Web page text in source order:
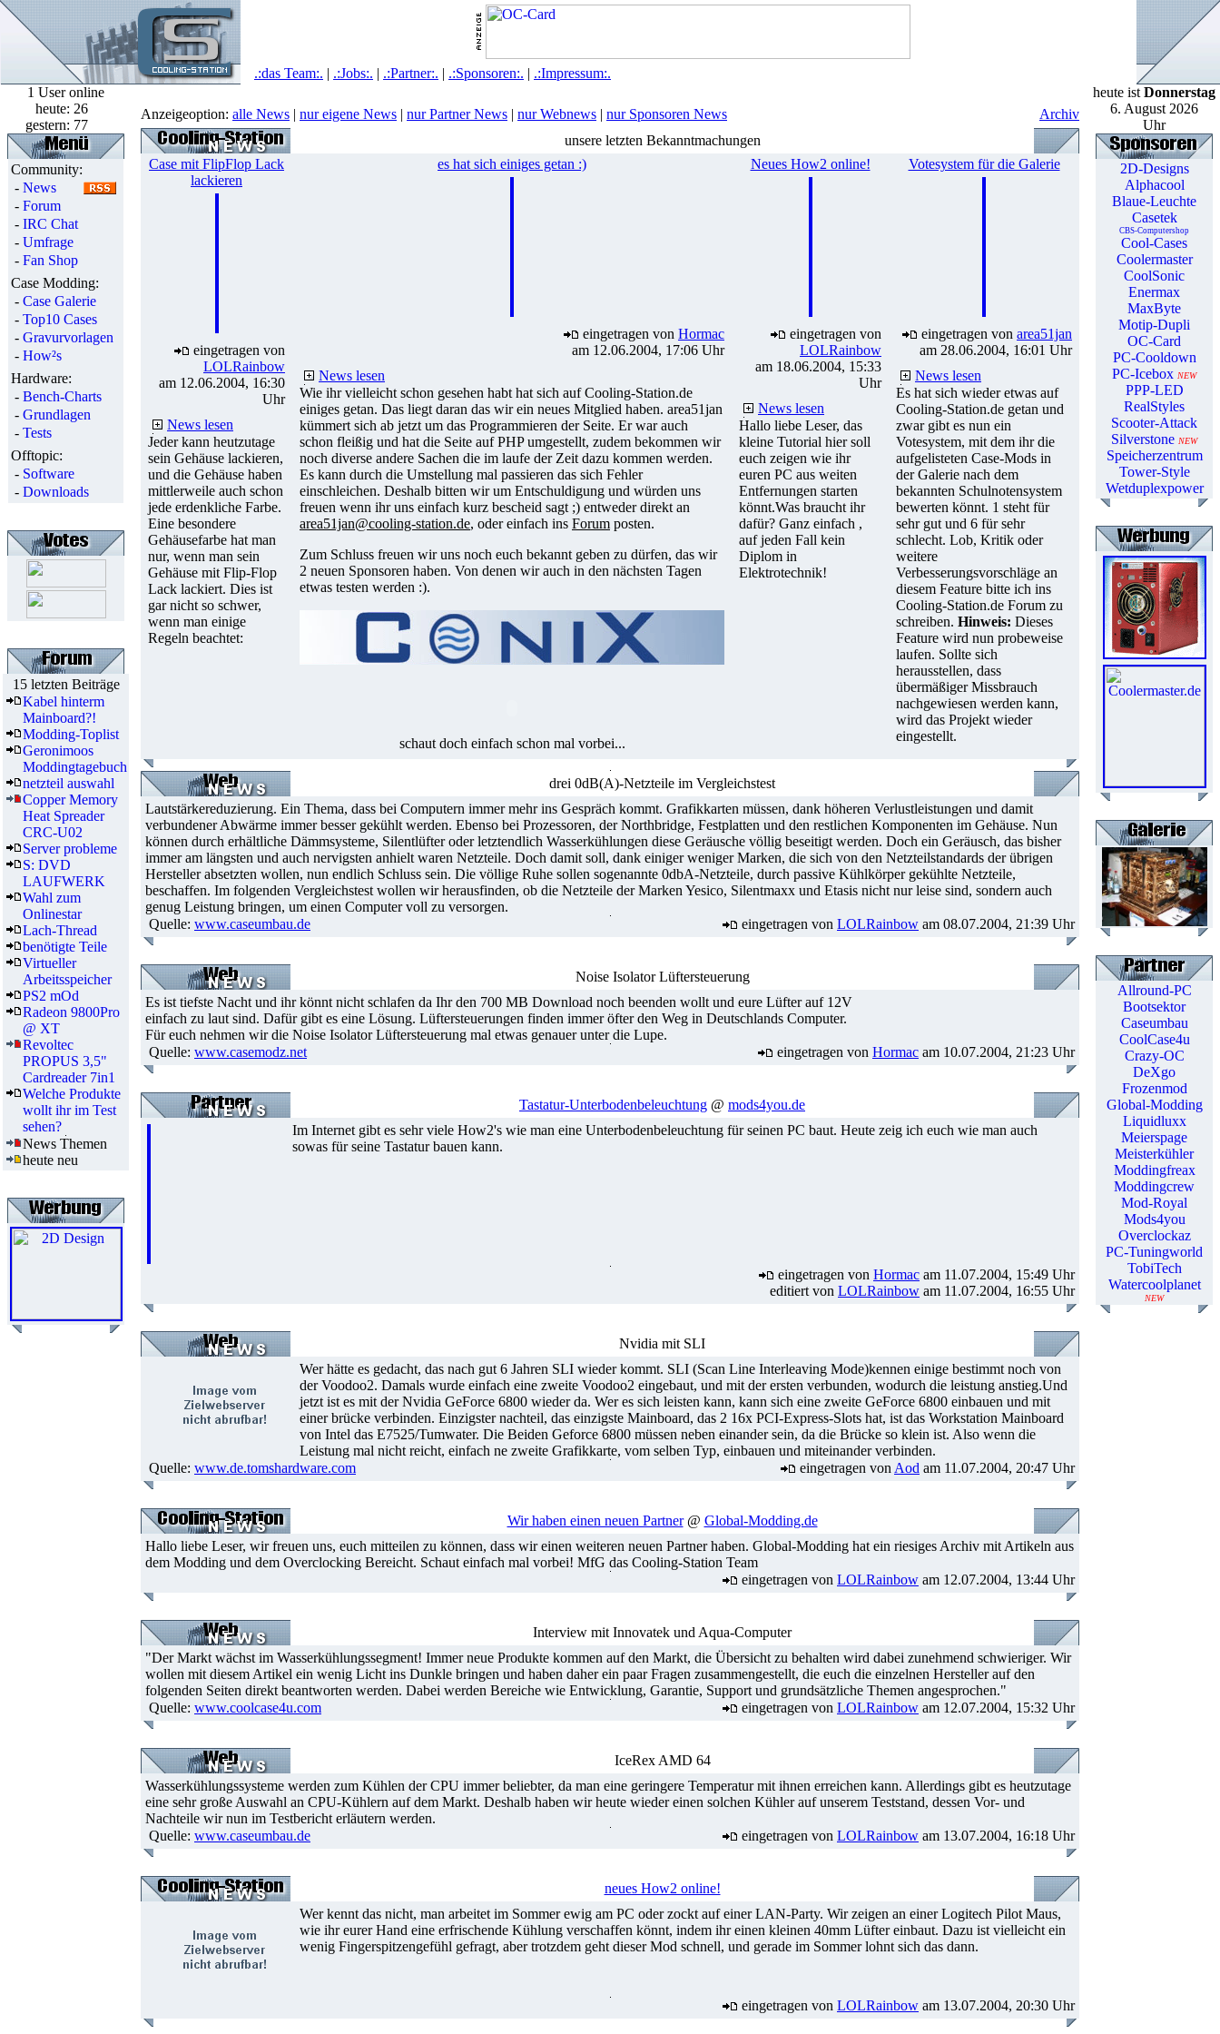
.:das Team:. | .:Jobs:. | .:Partner:. | .:Sponsoren:. | .:Impressum:.
1 User online
heute ist Donnerstag
heute: 26
gestern: 77
Community:
- News
- Forum
- IRC Chat
- Umfrage
- Fan Shop
Case Modding:
- Case Galerie
- Top10 Cases
- Gravurvorlagen
- How²s
Hardware:
- Bench-Charts
- Grundlagen
- Tests
Offtopic:
- Software
- Downloads
15 letzten Beiträge
Kabel hinterm
Mainboard?!
Modding-Toplist
Geronimoos
Moddingtagebuch
netzteil auswahl
Copper Memory
Heat Spreader
CRC-U02
Server probleme
S: DVD
LAUFWERK
Wahl zum
Onlinestar
Lach-Thread
benötigte Teile
Virtueller
Arbeitsspeicher
PS2 mOd
Radeon 9800Pro
@ XT
Revoltec
PROPUS 3,5"
Cardreader 7in1
Welche Produkte
wollt ihr im Test
sehen?
News Themen
heute neu
Anzeigeoption: alle News | nur eigene News | nur Partner News | nur Webnews | nur Sponsoren News
Archiv
unsere letzten Bekanntmachungen
Case mit FlipFlop Lack
lackieren
eingetragen von
LOLRainbow
am 12.06.2004, 16:30
Uhr
News lesen
Jeder kann heutzutage
sein Gehäuse lackieren,
und die Gehäuse haben
mittlerweile auch schon
jede erdenkliche Farbe.
Eine besondere
Gehäusefarbe hat man
nur, wenn man sein
Gehäuse mit Flip-Flop
Lack lackiert. Dies ist
gar nicht so schwer,
wenn man einige
Regeln beachtet:
es hat sich einiges getan :)
eingetragen von Hormac
am 12.06.2004, 17:06 Uhr
News lesen
Wie ihr vielleicht schon gesehen habt hat sich auf Cooling-Station.de
einiges getan. Das liegt daran das wir ein neues Mitglied haben. area51jan
kümmert sich ab jetzt um das Programmieren der Seite. Er war auch
schon fleißig und hat die Seite auf PHP umgestellt, zudem bekommen wir
noch diverse andere Sachen die im laufe der Zeit dazu kommen werden.
Es kann durch die Umstellung mal passieren das sich Fehler
einschleichen. Deshalb bitten wir um Entschuldigung und würden uns
freuen wenn ihr uns einfach kurz bescheid sagt ;) entweder direkt an
area51jan@cooling-station.de, oder einfach ins Forum posten.
Zum Schluss freuen wir uns noch euch bekannt geben zu dürfen, das wir
2 neuen Sponsoren haben. Von denen wir auch in den nächsten Tagen
etwas testen werden :).
schaut doch einfach schon mal vorbei...
Neues How2 online!
eingetragen von
LOLRainbow
am 18.06.2004, 15:33
Uhr
News lesen
Hallo liebe Leser, das
kleine Tutorial hier soll
euch zeigen wie ihr
euren PC aus weiten
Entfernungen starten
könnt.Was braucht ihr
dafür? Ganz einfach ,
auf jeden Fall kein
Diplom in
Elektrotechnik!
Votesystem für die Galerie
eingetragen von area51jan
am 28.06.2004, 16:01 Uhr
News lesen
Es hat sich wieder etwas auf
Cooling-Station.de getan und
zwar gibt es nun ein
Votesystem, mit dem ihr die
aufgelisteten Case-Mods in
der Galerie nach dem
bekannten Schulnotensystem
bewerten könnt. 1 steht für
sehr gut und 6 für sehr
schlecht. Lob, Kritik oder
weitere
Verbesserungsvorschläge an
diesem Feature bitte ich ins
Cooling-Station.de Forum zu
schreiben. Hinweis: Dieses
Feature wird nun probeweise
laufen. Sollte sich
herausstellen, dass
übermäßiger Missbrauch
nachgewiesen werden kann,
wird das Projekt wieder
eingestellt.
drei 0dB(A)-Netzteile im Vergleichstest
Lautstärkereduzierung. Ein Thema, dass bei Computern immer mehr ins Gespräch kommt. Grafikkarten müssen, dank höheren Verlustleistungen und damit
verbundener Abwärme immer besser gekühlt werden. Ebenso bei Prozessoren, der Northbridge, Festplatten und den restlichen Komponenten im Gehäuse. Nun
können durch erhältliche Dämmsysteme, Silentlüfter oder letztendlich Wasserkühlungen diese Geräusche völlig beseitigt werden. Doch ein Geräusch, das bisher
immer am längsten und auch nervigsten anhielt waren Netzteile. Doch damit soll, dank einiger weniger Marken, die sich von den Netzteilstandards der übrigen
Hersteller absetzten wollen, nun endlich Schluss sein. Die völlige Ruhe sollen sogenannte 0dbA-Netzteile, durch passive Kühlkörper gekühlte Netzteile,
beschaffen. Im folgenden Vergleichstest wollen wir herausfinden, ob die Netzteile der Marken Yesico, Silentmaxx und Etasis nicht nur leise sind, sondern auch
genug Leistung bringen, um einen Computer voll zu versorgen.
Quelle: www.caseumbau.de eingetragen von LOLRainbow am 08.07.2004, 21:39 Uhr
Noise Isolator Lüftersteuerung
Es ist tiefste Nacht und ihr könnt nicht schlafen da Ihr den 700 MB Download noch beenden wollt und eure Lüfter auf 12V
einfach zu laut sind. Dafür gibt es eine Lösung. Lüftersteuerungen finden immer öfter den Weg in Deutschlands Computer.
Für euch nehmen wir die Noise Isolator Lüftersteuerung mal etwas genauer unter die Lupe.
Quelle: www.casemodz.net eingetragen von Hormac am 10.07.2004, 21:23 Uhr
Tastatur-Unterbodenbeleuchtung @ mods4you.de
Im Internet gibt es sehr viele How2's wie man eine Unterbodenbeleuchtung für seinen PC baut. Heute zeig ich euch wie man auch
sowas für seine Tastatur bauen kann.
eingetragen von Hormac am 11.07.2004, 15:49 Uhr
editiert von LOLRainbow am 11.07.2004, 16:55 Uhr
Nvidia mit SLI
Wer hätte es gedacht, das nach gut 6 Jahren SLI wieder kommt. SLI (Scan Line Interleaving Mode)kennen einige bestimmt noch von
der Voodoo2. Damals wurde einfach eine zweite Voodoo2 eingebaut, und mit der ersten verbunden, wodurch die leistung anstieg.Und
jetzt ist es mit der Nvidia GeForce 6800 wieder da. Wer es sich leisten kann, kann sich eine zweite GeForce 6800 einbauen und mit
einer brücke verbinden. Einzigster nachteil, das einzigste Mainboard, das 2 16x PCI-Express-Slots hat, ist das Workstation Mainboard
von Intel das E7525/Tumwater. Die Beiden Geforce 6800 müssen neben einander sein, da die Brücke so klein ist. Also wenn die
Leistung mal nicht reicht, einfach ne zweite Grafikkarte, vom selben Typ, einbauen und miteinander verbinden.
Quelle: www.de.tomshardware.com eingetragen von Aod am 11.07.2004, 20:47 Uhr
Wir haben einen neuen Partner@ Global-Modding.de
Hallo liebe Leser, wir freuen uns, euch mitteilen zu können, dass wir einen weiteren neuen Partner haben. Global-Modding hat ein riesiges Archiv mit Artikeln aus
dem Modding und dem Overclocking Bereicht. Schaut einfach mal vorbei! MfG das Cooling-Station Team
eingetragen von LOLRainbow am 12.07.2004, 13:44 Uhr
Interview mit Innovatek und Aqua-Computer
"Der Markt wächst im Wasserkühlungssegment! Immer neue Produkte kommen auf den Markt, die Übersicht zu behalten wird dabei zunehmend schwieriger. Wir
wollen mit diesem Artikel ein wenig Licht ins Dunkle bringen und haben daher ein paar Fragen zusammengestellt, die euch die einzelnen Hersteller auf den
folgenden Seiten direkt beantworten werden. Dabei werden Bereiche wie Entwicklung, Garantie, Support und grundsätzliche Themen angesprochen."
Quelle: www.coolcase4u.com eingetragen von LOLRainbow am 12.07.2004, 15:32 Uhr
IceRex AMD 64
Wasserkühlungssysteme werden zum Kühlen der CPU immer beliebter, da man eine geringere Temperatur mit ihnen erreichen kann. Allerdings gibt es heutzutage
eine sehr große Auswahl an CPU-Kühlern auf dem Markt. Deshalb haben wir heute wieder einen solchen Kühler auf unserem Teststand, dessen Vor- und
Nachteile wir nun im Testbericht erläutern werden.
Quelle: www.caseumbau.de eingetragen von LOLRainbow am 13.07.2004, 16:18 Uhr
neues How2 online!
Wer kennt das nicht, man arbeitet im Sommer ewig am PC oder zockt auf einer LAN-Party. Wir zeigen an einer Logitech Pilot Maus,
wie ihr eurer Hand eine erfrischende Kühlung verschaffen könnt, indem ihr einen kleinen 40mm Lüfter einbaut. Dazu ist vielleicht ein
wenig Fingerspitzengefühl gefragt, aber trotzdem geht dieser Mod schnell, und gerade im Sommer lohnt sich das dann.
eingetragen von LOLRainbow am 13.07.2004, 20:30 Uhr
6. August 2026
Uhr
2D-Designs
Alphacool
Blaue-Leuchte
Casetek
CBS-Computershop
Cool-Cases
Coolermaster
CoolSonic
Enermax
MaxByte
Motip-Dupli
OC-Card
PC-Cooldown
PC-Icebox NEW
PPP-LED
RealStyles
Scooter-Attack
Silverstone NEW
Speicherzentrum
Tower-Style
Wetduplexpower
Allround-PC
Bootsektor
Caseumbau
CoolCase4u
Crazy-OC
DeXgo
Frozenmod
Global-Modding
Liquidluxx
Meierspage
Meisterkühler
Moddingfreax
Moddingcrew
Mod-Royal
Mods4you
Overclockaz
PC-Tuningworld
TobiTech
Watercoolplanet
NEW